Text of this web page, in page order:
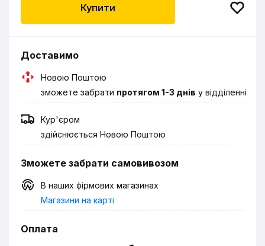
Купити
Доставимо
Новою Поштою
зможете забрати протягом 1-3 днів у відділенні
Кур'єром
здійснюється Новою Поштою
Зможете забрати самовивозом
В наших фірмових магазинах
Магазини на карті
Оплата